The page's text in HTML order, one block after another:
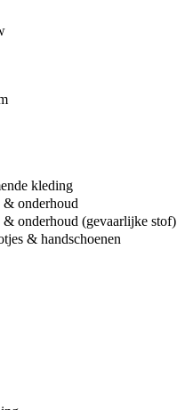
kleding
onderhoud
onderhoud (gevaarlijke stof)
& handschoenen